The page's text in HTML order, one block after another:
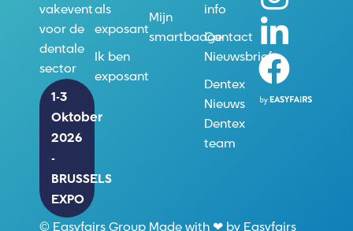
vakevent
voor de
dentale
sector
1-3
Oktober
2026
-
BRUSSELS
EXPO
als
exposant
Ik ben
exposant
Mijn
smartbadge
info
Contact
Nieuwsbrief
Dentex
Nieuws
Dentex
team